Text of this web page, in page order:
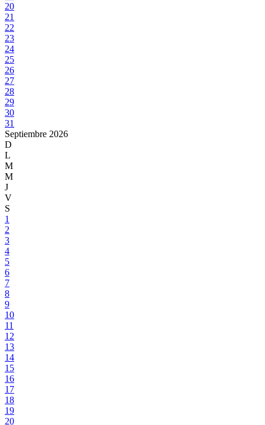
20
21
22
23
24
25
26
27
28
29
30
31
Septiembre 2026
D
L
M
M
J
V
S
1
2
3
4
5
6
7
8
9
10
11
12
13
14
15
16
17
18
19
20